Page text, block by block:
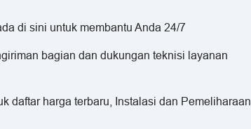
di sini untuk membantu Anda 24/7
bagian dan dukungan teknisi layanan
daftar harga terbaru, Instalasi dan Pemeliharaan,